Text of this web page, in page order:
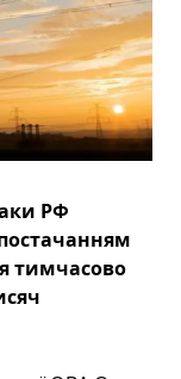
РФ
тимчасово